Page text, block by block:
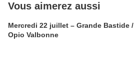
Vous aimerez aussi
Mercredi 22 juillet – Grande Bastide /
Opio Valbonne